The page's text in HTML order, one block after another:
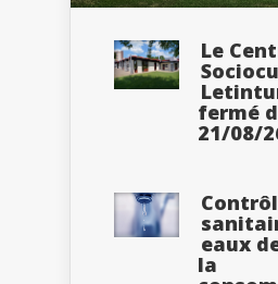
Le
fermé
21/08/
eaux
la